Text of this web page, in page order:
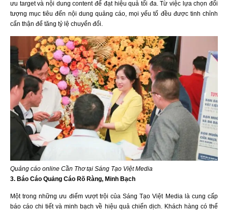
ưu target và nội dung content để đạt hiệu quả tối đa. Từ việc lựa chọn đối
tượng mục tiêu đến nội dung quảng cáo, mọi yếu tố đều được tinh chỉnh
cẩn thận để tăng tỷ lệ chuyển đổi.
Quảng cáo online Cần Thơ tại Sáng Tạo Việt Media
3. Báo Cáo Quảng Cáo Rõ Ràng, Minh Bạch
Một trong những ưu điểm vượt trội của Sáng Tạo Việt Media là cung cấp
báo cáo chi tiết và minh bạch về hiệu quả chiến dịch. Khách hàng có thể